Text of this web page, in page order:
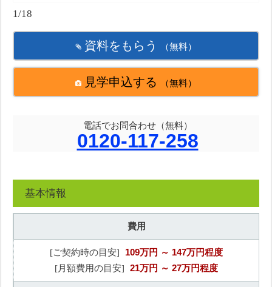
1/18
資料をもらう （無料）
見学申込する （無料）
電話でお問合わせ（無料）
0120-117-258
基本情報
費用
[ご契約時の目安] 109万円 ～ 147万円程度
[月額費用の目安] 21万円 ～ 27万円程度